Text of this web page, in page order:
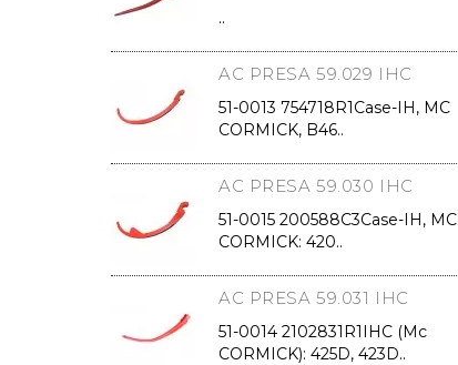
..
AC PRESA 59.029 IHC
51-0013 754718R1Case-IH, MC
CORMICK, B46..
AC PRESA 59.030 IHC
51-0015 200588C3Case-IH, MC
CORMICK: 420..
AC PRESA 59.031 IHC
51-0014 2102831R1IHC (Mc
CORMICK): 425D, 423D..